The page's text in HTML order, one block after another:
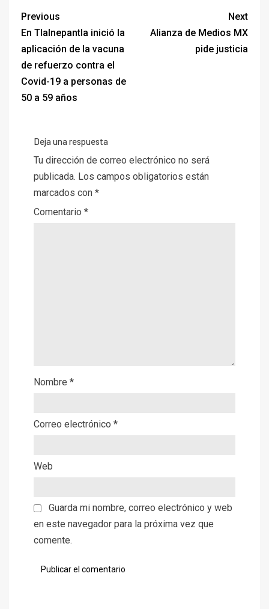
Previous
En Tlalnepantla inició la
aplicación de la vacuna
de refuerzo contra el
Covid-19 a personas de
50 a 59 años
Next
Alianza de Medios MX
pide justicia
Deja una respuesta
Tu dirección de correo electrónico no será
publicada. Los campos obligatorios están
marcados con *
Comentario *
Nombre *
Correo electrónico *
Web
Guarda mi nombre, correo electrónico y web
en este navegador para la próxima vez que
comente.